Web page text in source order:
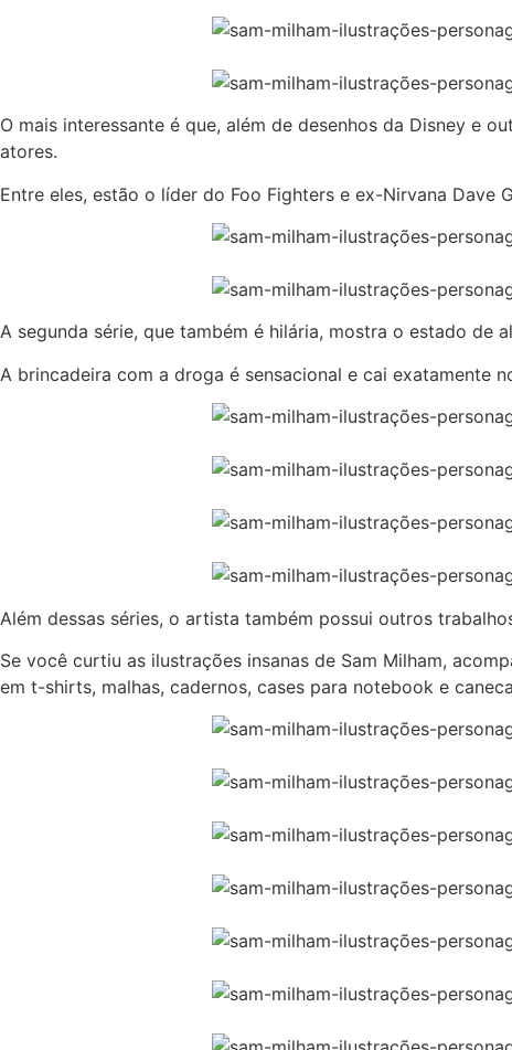
O mais interessante é que, além de desenhos da Disney e
atores.
Entre eles, estão o líder do Foo Fighters e ex-Nirvana Dave
A segunda série, que também é hilária, mostra o estado de
A brincadeira com a droga é sensacional e cai exatamente
Além dessas séries, o artista também possui outros
Se você curtiu as ilustrações insanas de Sam Milham,
em t-shirts, malhas, cadernos, cases para notebook e